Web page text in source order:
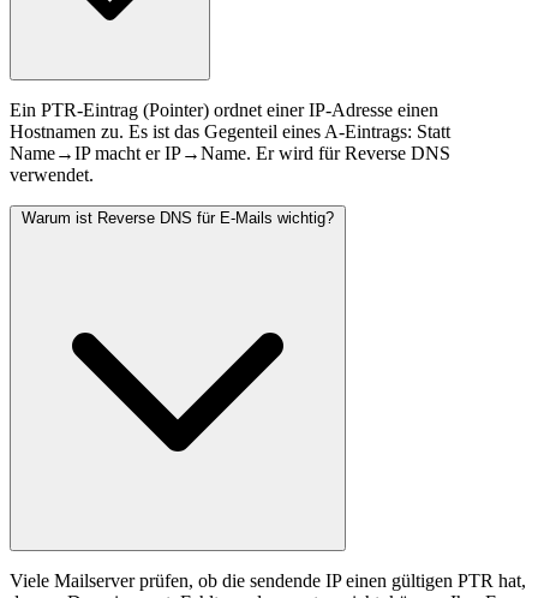
Ein PTR-Eintrag (Pointer) ordnet einer IP-Adresse einen
Hostnamen zu. Es ist das Gegenteil eines A-Eintrags: Statt
Name→IP macht er IP→Name. Er wird für Reverse DNS
verwendet.
Warum ist Reverse DNS für E-Mails wichtig?
Viele Mailserver prüfen, ob die sendende IP einen gültigen PTR hat,